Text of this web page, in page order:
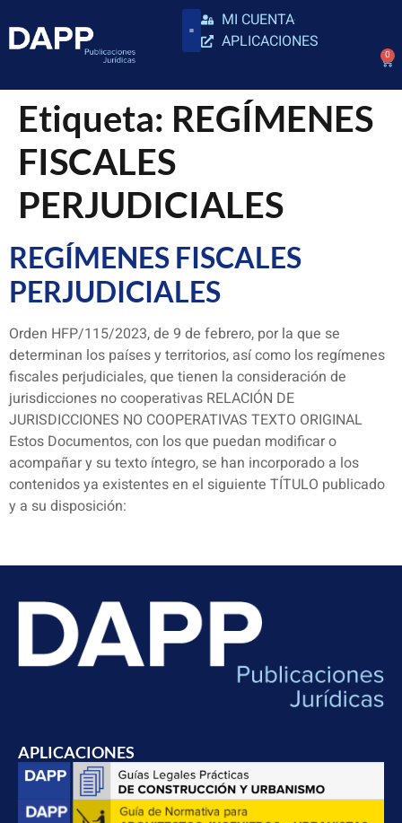
MI CUENTA
APLICACIONES
0
Etiqueta: REGÍMENES
FISCALES
PERJUDICIALES
REGÍMENES FISCALES
PERJUDICIALES
Orden HFP/115/2023, de 9 de febrero, por la que se
determinan los países y territorios, así como los regímenes
fiscales perjudiciales, que tienen la consideración de
jurisdicciones no cooperativas RELACIÓN DE
JURISDICCIONES NO COOPERATIVAS TEXTO ORIGINAL
Estos Documentos, con los que puedan modificar o
acompañar y su texto íntegro, se han incorporado a los
contenidos ya existentes en el siguiente TÍTULO publicado
y a su disposición:
APLICACIONES